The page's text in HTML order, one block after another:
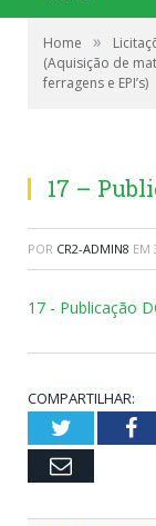
Home »
(Aquisição de
ferragens e EPI’s)
17 –
POR CR2-ADMIN8 EM
17 - Publicação
COMPARTILHAR:
Twitter
Email